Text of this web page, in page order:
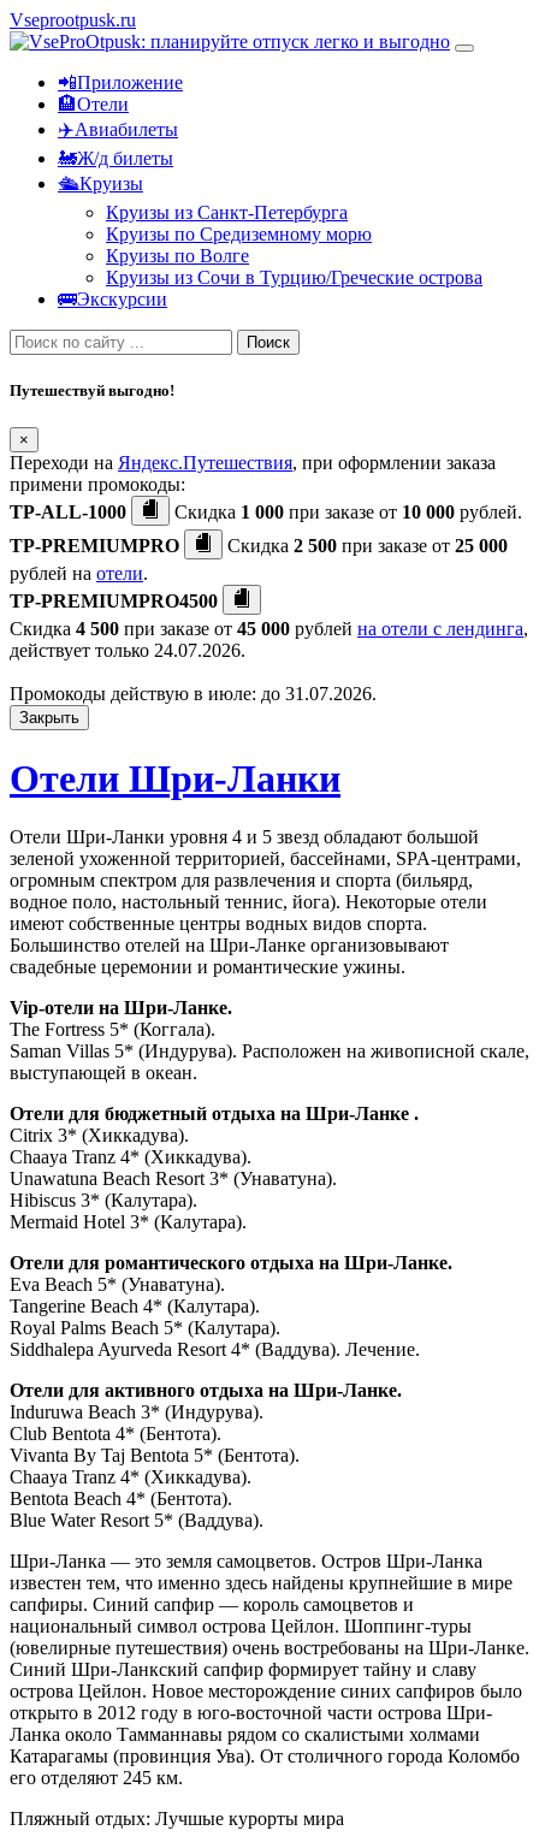
Vseprootpusk.ru
📲Приложение
🏨Отели
✈️Авиабилеты
🚂Ж/д билеты
🛳Круизы
Круизы из Санкт-Петербурга
Круизы по Средиземному морю
Круизы по Волге
Круизы из Сочи в Турцию/Греческие острова
🚌Экскурсии
Поиск
Путешествуй выгодно!
×
Переходи на Яндекс.Путешествия, при оформлении заказа
примени промокоды:
TP-ALL-1000
Скидка 1 000 при заказе от 10 000 рублей.
TP-PREMIUMPRO
Скидка 2 500 при заказе от 25 000
рублей на отели.
TP-PREMIUMPRO4500
Скидка 4 500 при заказе от 45 000 рублей на отели с лендинга,
действует только 24.07.2026.
Промокоды действую в июле: до 31.07.2026.
Закрыть
Отели Шри-Ланки
Отели Шри-Ланки уровня 4 и 5 звезд обладают большой
зеленой ухоженной территорией, бассейнами, SPA-центрами,
огромным спектром для развлечения и спорта (бильярд,
водное поло, настольный теннис, йога). Некоторые отели
имеют собственные центры водных видов спорта.
Большинство отелей на Шри-Ланке организовывают
свадебные церемонии и романтические ужины.
Vip-отели на Шри-Ланке.
The Fortress 5* (Коггала).
Saman Villas 5* (Индурува). Расположен на живописной скале,
выступающей в океан.
Отели для бюджетный отдыха на Шри-Ланке .
Citrix 3* (Хиккадува).
Chaaya Tranz 4* (Хиккадува).
Unawatuna Beach Resort 3* (Унаватуна).
Hibiscus 3* (Калутара).
Mermaid Hotel 3* (Калутара).
Отели для романтического отдыха на Шри-Ланке.
Eva Beach 5* (Унаватуна).
Tangerine Beach 4* (Калутара).
Royal Palms Beach 5* (Калутара).
Siddhalepa Ayurveda Resort 4* (Ваддува). Лечение.
Отели для активного отдыха на Шри-Ланке.
Induruwa Beach 3* (Индурува).
Club Bentota 4* (Бентота).
Vivanta By Taj Bentota 5* (Бентота).
Chaaya Tranz 4* (Хиккадува).
Bentota Beach 4* (Бентота).
Blue Water Resort 5* (Ваддува).
Шри-Ланка — это земля самоцветов. Остров Шри-Ланка
известен тем, что именно здесь найдены крупнейшие в мире
сапфиры. Синий сапфир — король самоцветов и
национальный символ острова Цейлон. Шоппинг-туры
(ювелирные путешествия) очень востребованы на Шри-Ланке.
Синий Шри-Ланкский сапфир формирует тайну и славу
острова Цейлон. Новое месторождение синих сапфиров было
открыто в 2012 году в юго-восточной части острова Шри-
Ланка около Тамманнавы рядом со скалистыми холмами
Катарагамы (провинция Ува). От столичного города Коломбо
его отделяют 245 км.
Пляжный отдых: Лучшые курорты мира